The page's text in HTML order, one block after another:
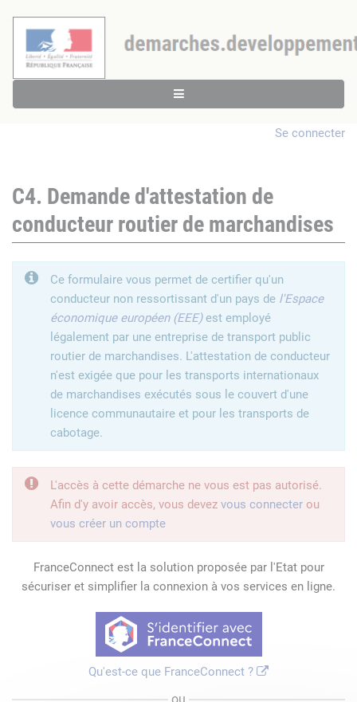
Se connecter
C4. Demande d'attestation de
conducteur routier de marchandises
Ce formulaire vous permet de certifier qu'un
conducteur non ressortissant d'un pays de l'Espace
économique européen (EEE)est employé
légalement par une entreprise de transport public
routier de marchandises. L'attestation de conducteur
n'est exigée que pour les transports internationaux
de marchandises exécutés sous le couvert d'une
licence communautaire et pour les transports de
cabotage.
L'accès à cette démarche ne vous est pas autorisé.
Afin d'y avoir accès, vous devez vous connecter ou
vous créer un compte
FranceConnect est la solution proposée par l'Etat pour
sécuriser et simplifier la connexion à vos services en ligne.
Qu'est-ce que FranceConnect ?